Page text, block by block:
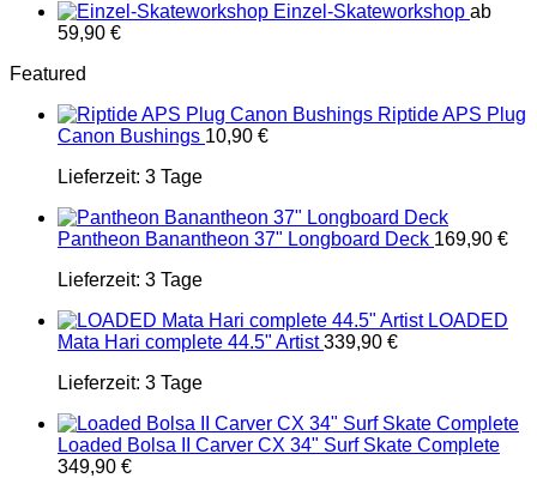
Einzel-Skateworkshop ab
59,90 €
Featured
Riptide APS Plug
Canon Bushings 10,90 €
Lieferzeit: 3 Tage
Pantheon Banantheon 37" Longboard Deck 169,90 €
Lieferzeit: 3 Tage
LOADED
Mata Hari complete 44.5" Artist 339,90 €
Lieferzeit: 3 Tage
Loaded Bolsa II Carver CX 34" Surf Skate Complete
349,90 €